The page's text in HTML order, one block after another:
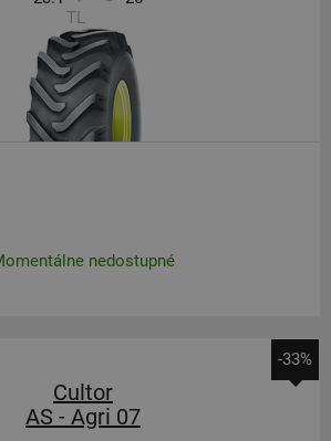
TL
nedostupné
-33%
Cultor
AS - Agri 07